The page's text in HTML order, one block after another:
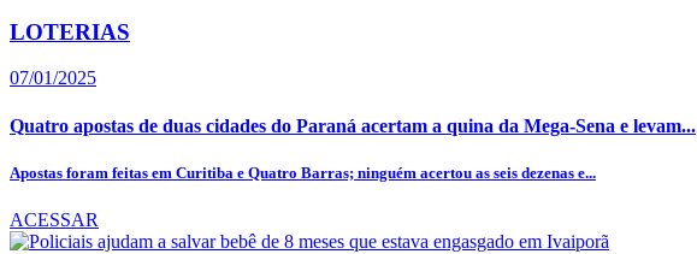
LOTERIAS
07/01/2025
Quatro apostas de duas cidades do Paraná acertam a quina da Mega-Sena e levam...
Apostas foram feitas em Curitiba e Quatro Barras; ninguém acertou as seis dezenas e...
ACESSAR